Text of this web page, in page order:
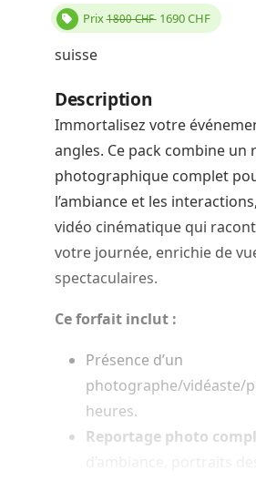
Prix1800 CHF 1690CHF
suisse
Description
Immortalisez votre
angles. Ce pack combine un
photographique complet
l’ambiance et les
vidéo cinématique qui
votre journée, enrichie de
spectaculaires.
Ce forfait inclut :
Présence d’un
photographe/vidéaste/
heures.
Reportage photo